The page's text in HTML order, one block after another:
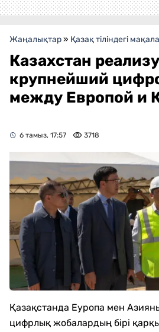
Жаңалықтар» Қазақ тіліндегі
Казахстан
крупнейший
между Европой и
6 тамыз, 17:57 3718
Қазақстанда Еуропа мен
цифрлық жобалардың бірі